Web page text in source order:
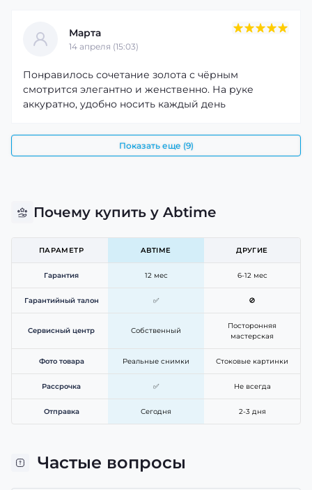
Марта
14 апреля (15:03)
Понравилось сочетание золота с чёрным
смотрится элегантно и женственно. На руке
аккуратно, удобно носить каждый день
Показать еще (9)
Почему купить у Abtime
ПАРАМЕТР ABTIME ДРУГИЕ
Гарантия 12 мес 6-12 мес
Гарантийный талон ✅ 🚫
Сервисный центр Собственный
Посторонняя
мастерская
Фото товара Реальные снимки Стоковые картинки
Рассрочка ✅ Не всегда
Отправка Сегодня 2-3 дня
Частые вопросы